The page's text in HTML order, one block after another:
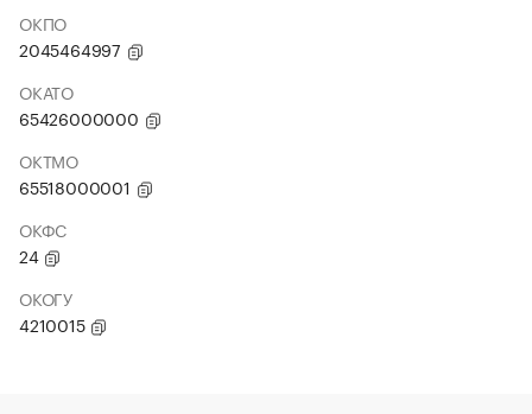
ОКПО
2045464997
ОКАТО
65426000000
ОКТМО
65518000001
ОКФС
24
ОКОГУ
4210015